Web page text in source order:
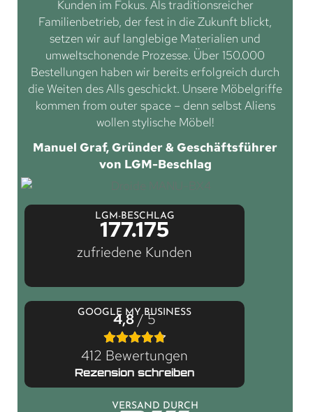
Kunden im Fokus. Als traditionsreicher
Familienbetrieb, der fest in die Zukunft blickt,
setzen wir auf langlebige Materialien und
umweltschonende Prozesse. Über 150.000
Bestellungen haben wir bereits erfolgreich durch
die Weiten des Alls geschickt. Unsere Möbelgriffe
kommen from outer space – denn selbst Aliens
wollen stylische Möbel!
Manuel Graf, Gründer & Geschäftsführer
von LGM-Beschlag
LGM-BESCHLAG
177.175
zufriedene Kunden
GOOGLE MY BUSINESS
4,8/ 5
412 Bewertungen
Rezension schreiben
VERSAND DURCH